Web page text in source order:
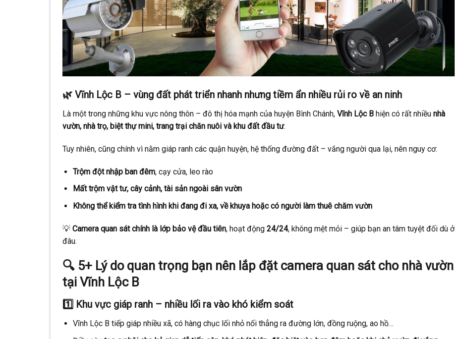
🌿 Vĩnh Lộc B – vùng đất phát triển nhanh nhưng tiềm ẩn nhiều rủi ro về an ninh
Là một trong những khu vực nông thôn – đô thị hóa mạnh của huyện Bình Chánh, Vĩnh Lộc B hiện có rất nhiều nhà
vườn, nhà trọ, biệt thự mini, trang trại chăn nuôi và khu đất đầu tư.
Tuy nhiên, cũng chính vì nằm giáp ranh các quận huyện, hệ thống đường đất – vắng người qua lại, nên nguy cơ:
Trộm đột nhập ban đêm, cạy cửa, leo rào
Mất trộm vật tư, cây cảnh, tài sản ngoài sân vườn
Không thể kiểm tra tình hình khi đang đi xa, về khuya hoặc có người làm thuê chăm vườn
💡 Camera quan sát chính là lớp bảo vệ đầu tiên, hoạt động 24/24, không mệt mỏi – giúp bạn an tâm tuyệt đối dù ở
đâu.
🔍 5+ Lý do quan trọng bạn nên lắp đặt camera quan sát cho nhà vườn
tại Vĩnh Lộc B
1️⃣ Khu vực giáp ranh – nhiều lối ra vào khó kiểm soát
Vĩnh Lộc B tiếp giáp nhiều xã, có hàng chục lối nhỏ nối thẳng ra đường lớn, đồng ruộng, ao hồ…